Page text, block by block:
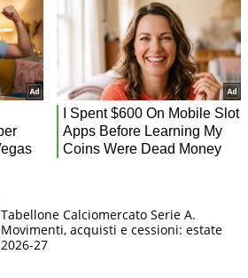
Tabellone Calciomercato Serie A.
Movimenti, acquisti e cessioni: estate
2026-27